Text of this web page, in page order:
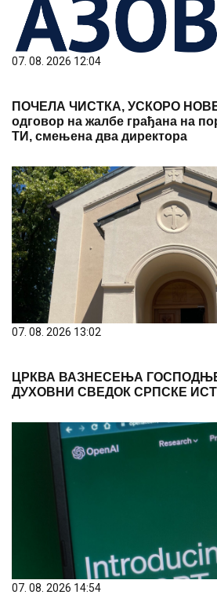
07. 08. 2026 12:04
ПОЧЕЛА ЧИСТКА, УСКОРО
одговор на жалбе грађана на
ТИ, смењена два директора
07. 08. 2026 13:02
ЦРКВА ВАЗНЕСЕЊА
ДУХОВНИ СВЕДОК СРПСКЕ
07. 08. 2026 14:54